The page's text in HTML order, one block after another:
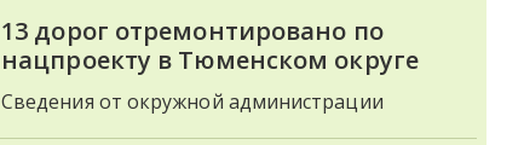
13 дорог отремонтировано по
нацпроекту в Тюменском округе
Сведения от окружной администрации